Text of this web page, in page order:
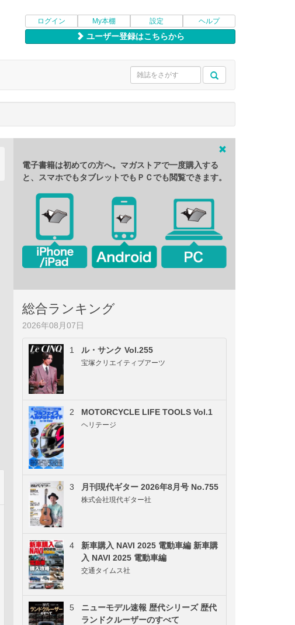
ログイン My本棚 設定 ヘルプ
ユーザー登録はこちらから
電子書籍は初めての方へ。マガストアで一度購入する
と、スマホでもタブレットでもＰＣでも閲覧できます。
総合ランキング
2026年08月07日
1 ル・サンク Vol.255
宝塚クリエイティブアーツ
2 MOTORCYCLE LIFE TOOLS Vol.1
ヘリテージ
3 月刊現代ギター 2026年8月号 No.755
株式会社現代ギター社
4
新車購入 NAVI 2025 電動車編 新車購
入 NAVI 2025 電動車編
交通タイムス社
5
ニューモデル速報 歴代シリーズ 歴代
ランドクルーザーのすべて